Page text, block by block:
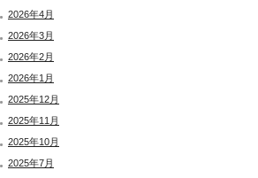
2026年4月
2026年3月
2026年2月
2026年1月
2025年12月
2025年11月
2025年10月
2025年7月